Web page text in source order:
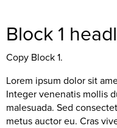
Block 1
Copy Block 1.
Lorem ipsum dolor sit
Integer venenatis mollis
malesuada. Sed
metus auctor eu. Cras